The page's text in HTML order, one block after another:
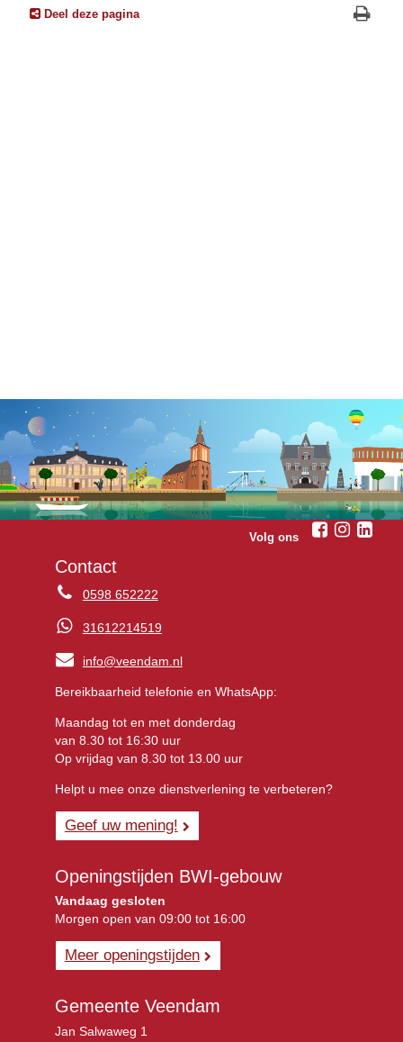
Deel deze pagina
Volg ons
Contact
0598 652222
31612214519
info@veendam.nl
Bereikbaarheid telefonie en WhatsApp:
Maandag tot en met donderdag
van 8.30 tot 16:30 uur
Op vrijdag van 8.30 tot 13.00 uur
Helpt u mee onze dienstverlening te verbeteren?
Geef uw mening!
Openingstijden BWI-gebouw
Vandaag gesloten
Morgen open van 09:00 tot 16:00
Meer openingstijden
Gemeente Veendam
Jan Salwaweg 1